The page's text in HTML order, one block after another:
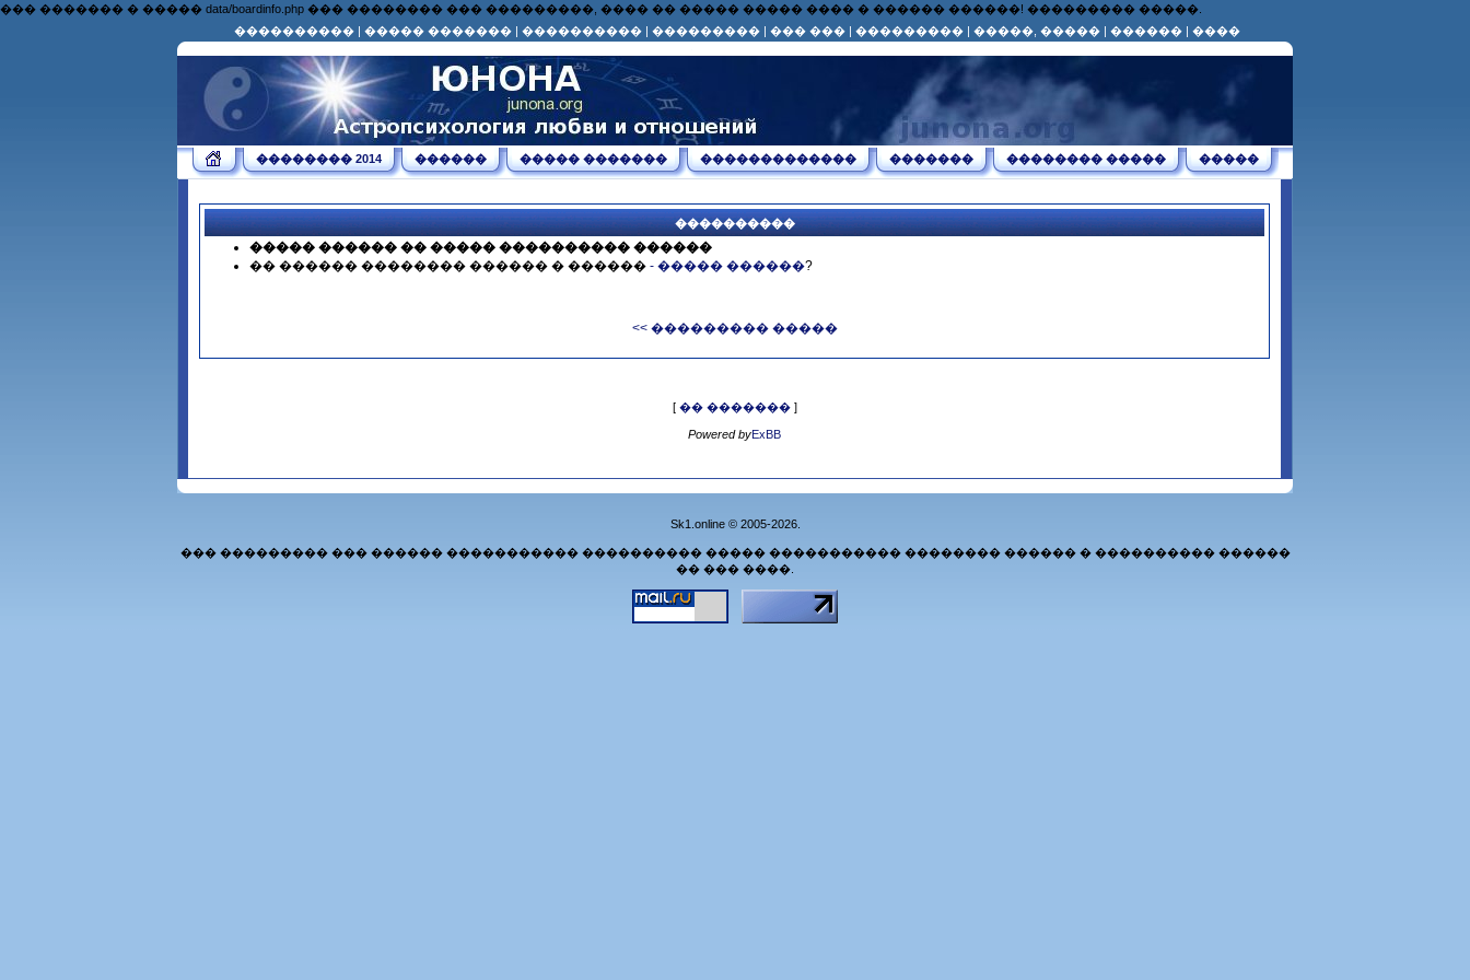
��� ������� � ����� data/boardinfo.php ��� �������� ��� ���������, ���� �� ����� ����� ���� � ������ ������! ��������� �����.
���������� | ����� ������� | ���������� | ��������� | ��� ��� | ��������� | �����, ����� | ������ | ����
�������� 2014 ������ ����� ������� ������������� ������� �������� ����� �����
����������
����� ������ �� ����� ���������� ������
�� ������ �������� ������ � ������ - ����� ������?
<< ��������� �����
[ �� �������]
Powered byExBB
Sk1.online © 2005-2026.
��� ��������� ��� ������ ����������� ���������� ����� ����������� �������� ������ � ���������� ������
�� ��� ����.